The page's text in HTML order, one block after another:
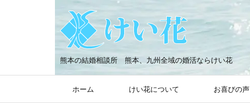
熊本の結婚相談所 熊本、九州全域の婚活ならけい花
ホーム けい花について お喜びの声